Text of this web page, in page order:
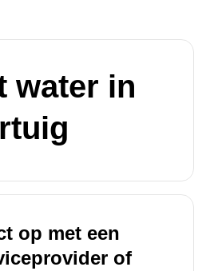
water in
op met een
of